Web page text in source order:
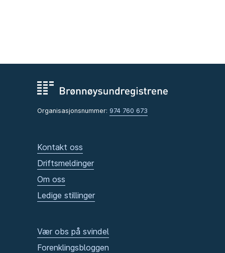
Organisasjonsnummer: 974 760 673
Kontakt oss
Driftsmeldinger
Om oss
Ledige stillinger
Vær obs på svindel
Forenklingsbloggen